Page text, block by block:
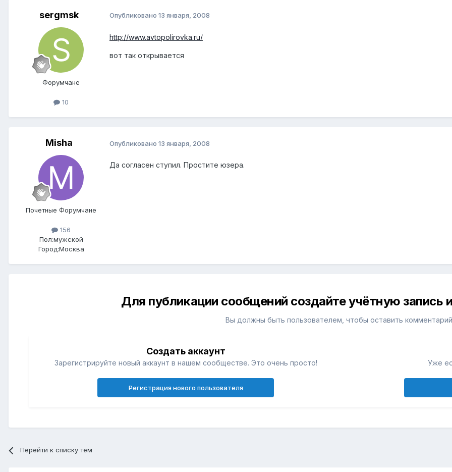
sergmsk
Форумчане
10
Опубликовано 13 января, 2008
http://www.avtopolirovka.ru/
вот так открывается
Misha
Почетные Форумчане
156
Пол:мужской
Город:Москва
Опубликовано 13 января, 2008
Да согласен ступил. Простите юзера.
Для публикации сообщений создайте учётную запись
Вы должны быть пользователем, чтобы оставить комментарий
Создать аккаунт
Зарегистрируйте новый аккаунт в нашем сообществе. Это очень просто!
Регистрация нового пользователя
Уже
Перейти к списку тем